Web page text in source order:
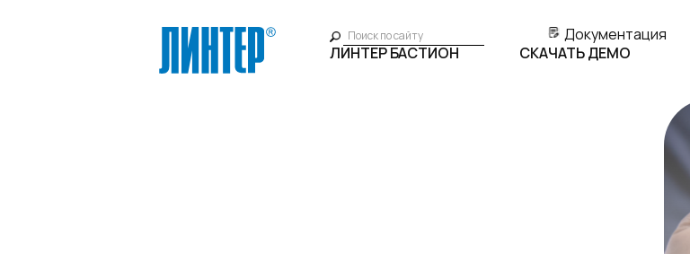
Документация
ЛИНТЕР БАСТИОН
СКАЧАТЬ ДЕМО